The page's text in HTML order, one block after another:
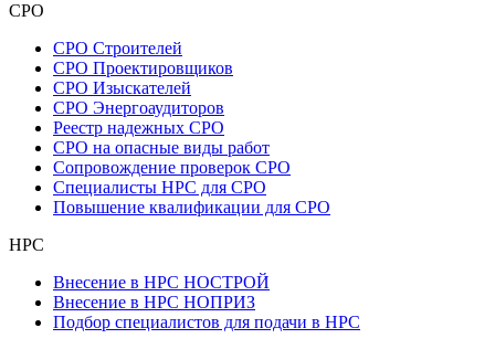
СРО
СРО Строителей
СРО Проектировщиков
СРО Изыскателей
СРО Энергоаудиторов
Реестр надежных СРО
СРО на опасные виды работ
Сопровождение проверок СРО
Специалисты НРС для СРО
Повышение квалификации для СРО
НРС
Внесение в НРС НОСТРОЙ
Внесение в НРС НОПРИЗ
Подбор специалистов для подачи в НРС